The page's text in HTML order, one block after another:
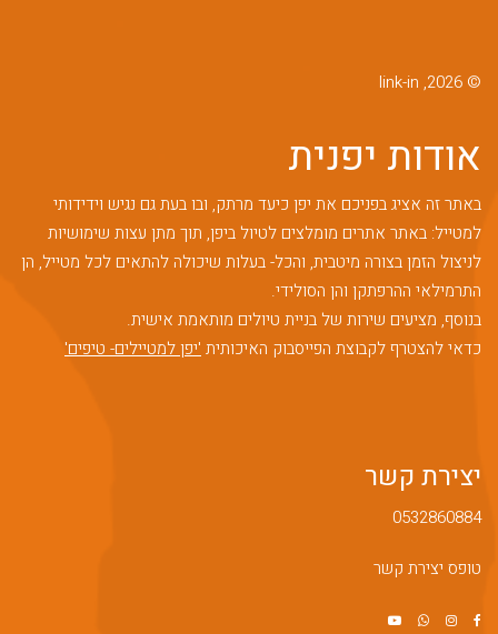
© 2026, link-in
אודות יפנית
באתר זה אציג בפניכם את יפן כיעד מרתק, ובו בעת גם נגיש וידידותי
למטייל: באתר אתרים מומלצים לטיול ביפן, תוך מתן עצות שימושיות
לניצול הזמן בצורה מיטבית, והכל- בעלות שיכולה להתאים לכל מטייל, הן
התרמילאי ההרפתקן והן הסולידי.
בנוסף, מציעים שירות של בניית טיולים מותאמת אישית.
כדאי להצטרף לקבוצת הפייסבוק האיכותית 'יפן למטיילים- טיפים'
יצירת קשר
0532860884
טופס יצירת קשר